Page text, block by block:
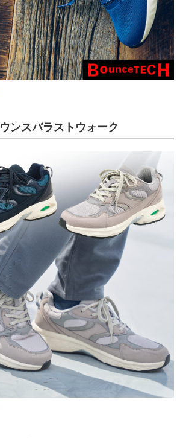
ンスバラストウォーク